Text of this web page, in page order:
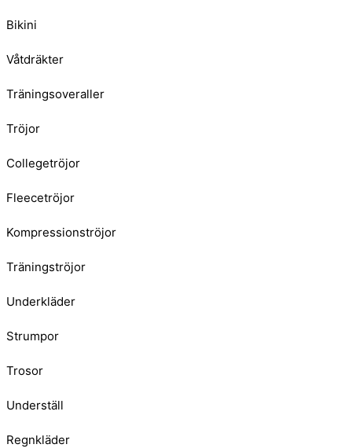
Bikini
Våtdräkter
Träningsoveraller
Tröjor
Collegetröjor
Fleecetröjor
Kompressionströjor
Träningströjor
Underkläder
Strumpor
Trosor
Underställ
Regnkläder